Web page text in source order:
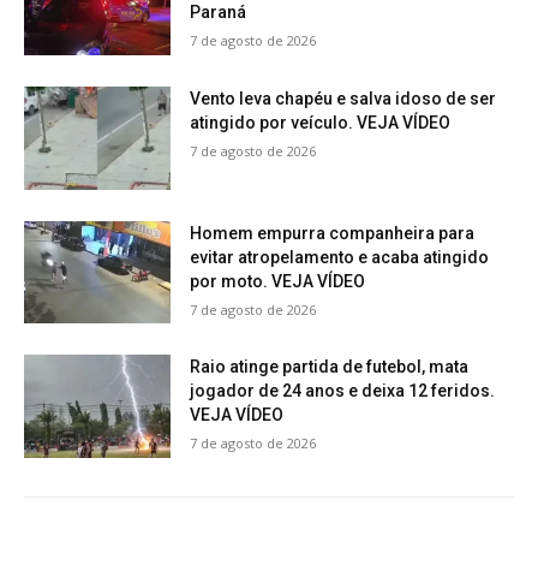
Paraná
7 de agosto de 2026
Vento leva chapéu e salva idoso de ser
atingido por veículo. VEJA VÍDEO
7 de agosto de 2026
Homem empurra companheira para
evitar atropelamento e acaba atingido
por moto. VEJA VÍDEO
7 de agosto de 2026
Raio atinge partida de futebol, mata
jogador de 24 anos e deixa 12 feridos.
VEJA VÍDEO
7 de agosto de 2026